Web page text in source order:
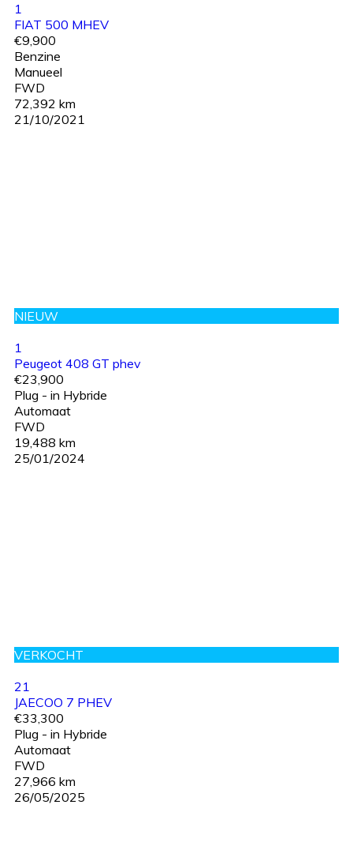
1
FIAT 500 MHEV
€9,900
Benzine
Manueel
FWD
72,392 km
21/10/2021
NIEUW
1
Peugeot 408 GT phev
€23,900
Plug - in Hybride
Automaat
FWD
19,488 km
25/01/2024
VERKOCHT
21
JAECOO 7 PHEV
€33,300
Plug - in Hybride
Automaat
FWD
27,966 km
26/05/2025